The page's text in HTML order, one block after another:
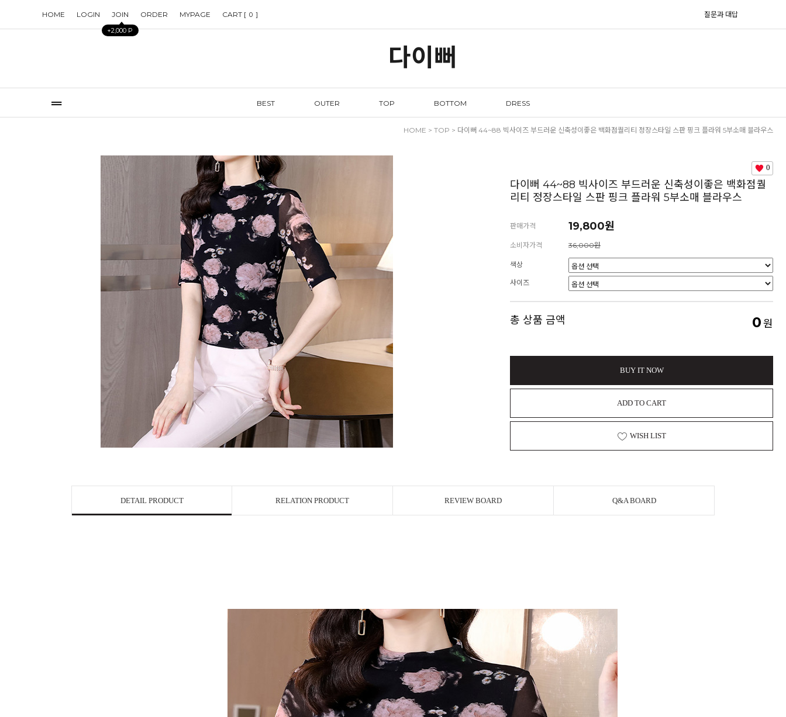
HOME LOGIN JOIN
+2,000 P
ORDER MYPAGE CART [ 0 ] 질문과 대답
다이뻐
BEST OUTER TOP BOTTOM DRESS
HOME > TOP > 다이뻐 44~88 빅사이즈 부드러운 신축성이좋은 백화점퀄리티 정장스타일 스판 핑크 플라워 5부소매 블라우스
0
다이뻐 44~88 빅사이즈 부드러운 신축성이좋은 백화점퀄
리티 정장스타일 스판 핑크 플라워 5부소매 블라우스
판매가격 19,800원
소비자가격 36,000원
색상
사이즈
총 상품 금액 0원
BUY IT NOW
ADD TO CART
WISH LIST
DETAIL PRODUCT RELATION PRODUCT REVIEW BOARD Q&A BOARD